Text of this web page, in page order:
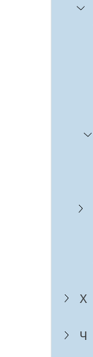
Х
Ч